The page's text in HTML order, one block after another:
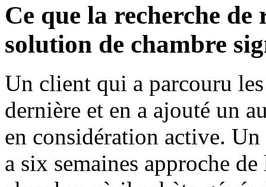
Ce que la recherche
solution de chambre
Un client qui a parcouru
dernière et en a ajouté un
en considération active.
a six semaines approche